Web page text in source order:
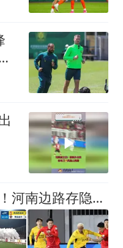
青岛广三直播青豫大战！河南边路存隐患，古斯塔沃等喂饼，西海岸剑指亚冠